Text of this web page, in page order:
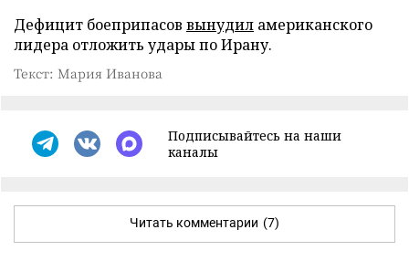
Дефицит боеприпасов вынудил американского
лидера отложить удары по Ирану.
Текст: Мария Иванова
Подписывайтесь на наши
каналы
Читать комментарии (7)